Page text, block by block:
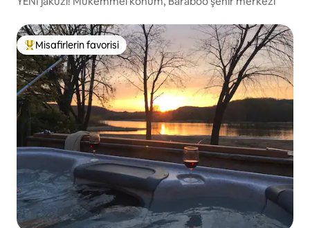
Misafirlerin favorilerinden en beğenilenler arasında
Misafirlerin favorisi